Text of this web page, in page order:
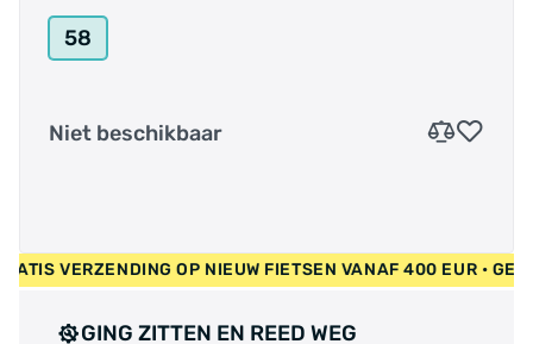
58
Niet beschikbaar
GRATIS VERZENDING OP NIEUW FIETSEN VANAF 400 EUR •
GING ZITTEN EN REED WEG